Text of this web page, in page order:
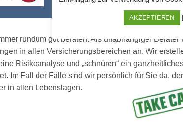
rundum gut beraten. Als unabhängiger Berater
in allen Versicherungsbereichen an. Wir
Risikoanalyse und „schnüren“ ein
Im Fall der Fälle sind wir persönlich für Sie da,
in allen Lebenslagen.
AKZEPTIEREN